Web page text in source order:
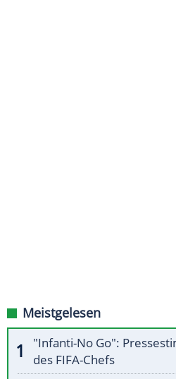
Meistgelesen
"Infanti-No Go":
des FIFA-Chefs